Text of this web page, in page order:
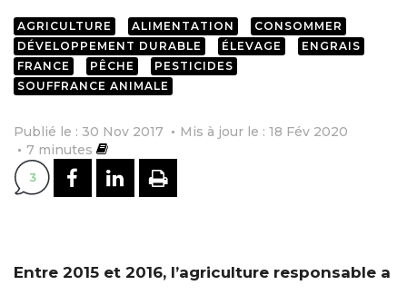
AGRICULTURE ALIMENTATION
CONSOMMER
DÉVELOPPEMENT DURABLE
ÉLEVAGE
ENGRAIS
FRANCE
PÊCHE
PESTICIDES
SOUFFRANCE ANIMALE
Publié le : 30 Nov 2017
Mis à jour le : 18 Fév 2020
7 minutes
3 PARTAGER SUR FACEBOOK
PARTAGER SUR
IMPRIMER
Entre 2015 et 2016, l’agriculture responsable a